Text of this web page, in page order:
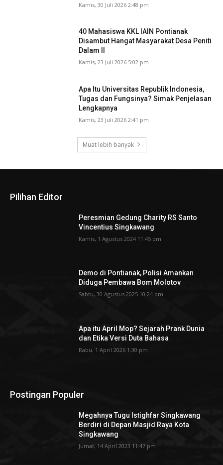
Kamis, 30 Juli 2026 2:48 pm
40 Mahasiswa KKL IAIN Pontianak
Disambut Hangat Masyarakat Desa Peniti
Dalam II
Kamis, 23 Juli 2026 5:02 pm
Apa Itu Universitas Republik Indonesia,
Tugas dan Fungsinya? Simak Penjelasan
Lengkapnya
Kamis, 23 Juli 2026 2:41 pm
Muat lebih banyak
Pilihan Editor
Peresmian Gedung Charity RS Santo
Vincentius Singkawang
Kamis, 1 Agustus 2024 11:45 pm
Demo di Pontianak, Polisi Amankan
Diduga Pembawa Bom Molotov
Sabtu, 30 Agustus 2025 10:24 pm
Apa itu April Mop? Sejarah Prank Dunia
dan Etika Versi Duta Bahasa
Rabu, 1 April 2026 1:30 pm
Postingan Populer
Megahnya Tugu Istighfar Singkawang
Berdiri di Depan Masjid Raya Kota
Singkawang
Jumat, 14 April 2023 11:47 pm